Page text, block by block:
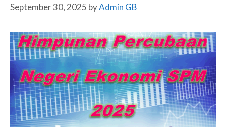
September 30, 2025 byAdmin GB